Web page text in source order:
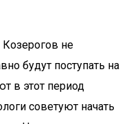
не
будут поступать на
в этот период
советуют начать